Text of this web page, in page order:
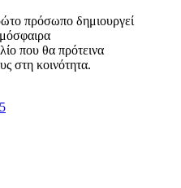
πρόσωπο δημιουργεί
που θα πρότεινα
στη κοινότητα.